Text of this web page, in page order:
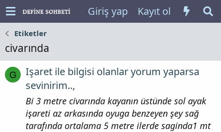
Giriş yap Kayıt ol
Etiketler
civarında
G
Işaret ile bilgisi olanlar yorum yaparsa
sevinirim..,
Bi 3 metre civarında kayanın üstünde sol ayak
işareti az arkasında oyuga benzeyen şey sağ
tarafında ortalama 5 metre ilerde saginda1 mt